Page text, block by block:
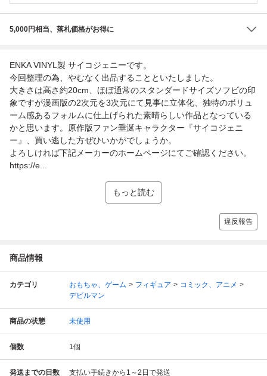
5,000円相当、落札価格がお得に
ENKA VINYL製 サイコジェニーです。
今回整理の為、やむなく出品することといたしました。
大きさは高さ約20cm、ほぼ通常のスタンダードサイズソフビの印
象ですが漫画版の2次元を3次元にて見事に立体化、独特のボリュ
ーム感あるフォルムに仕上げられた素晴らしい作品となっている
かと思います。原作版ファン垂涎キャラクター『サイコジェニ
ー』、買い逃した方ぜひいかがでしょうか。
よろしければ下記メーカーのホームページにてご確認ください。
https://e...
もっと読む
違反報告
商品情報
カテゴリ おもちゃ、ゲーム フィギュア
コミック、アニメ
デビルマン
商品の状態 未使用
個数 1個
発送までの日数 支払い手続きから1～2日で発送